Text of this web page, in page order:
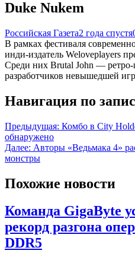
Duke Nukem
Российская Газета2 года спустя
В рамках фестиваля
инди-издатель Weloveplayers
Среди них Brutal John —
разработчиков невышедшей
Навигация по
Предыдущая: Комбо в City
обнаружено
Далее: Авторы «Ведьмака 4»
монстры
Похожие новости
Команда GigaByte
рекорд разгона
DDR5